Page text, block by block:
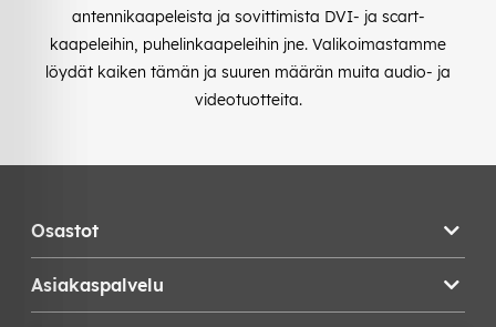
antennikaapeleista ja sovittimista DVI- ja scart-
kaapeleihin, puhelinkaapeleihin jne. Valikoimastamme
löydät kaiken tämän ja suuren määrän muita audio- ja
videotuotteita.
Osastot
Asiakaspalvelu